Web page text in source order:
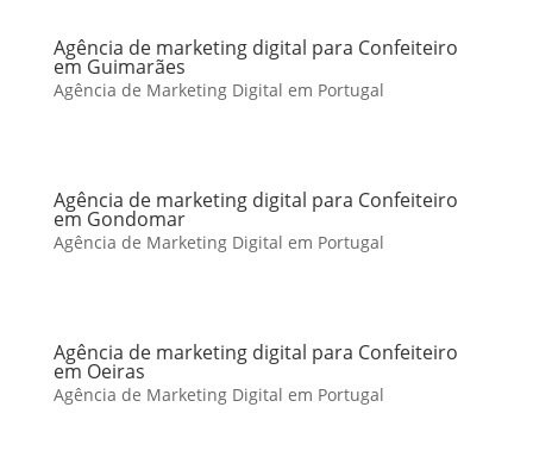
Agência de marketing digital para Confeiteiro
em Guimarães
Agência de Marketing Digital em Portugal
Agência de marketing digital para Confeiteiro
em Gondomar
Agência de Marketing Digital em Portugal
Agência de marketing digital para Confeiteiro
em Oeiras
Agência de Marketing Digital em Portugal